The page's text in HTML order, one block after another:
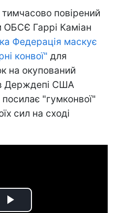
повірений
Гаррі Каміан
Федерація маскує
конвої" для
на окупований
Держдепі США
"гумконвої"
сил на сході